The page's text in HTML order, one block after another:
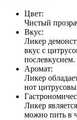
Цвет:
Чистый
Вкус:
Ликер
вкус с
послевкусием.
Аромат:
Ликер
нот
Ликер
можно пить в